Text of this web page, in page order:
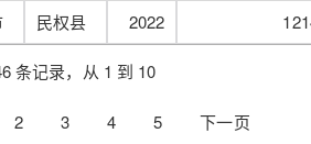
民权县 2022
条记录，从 1 到 10
2 3 4 5 下一页